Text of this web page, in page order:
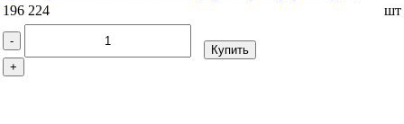
196 224
шт
-
+
Купить